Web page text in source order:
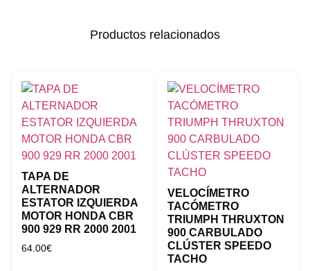
Productos relacionados
TAPA DE
ALTERNADOR
ESTATOR IZQUIERDA
MOTOR HONDA CBR
900 929 RR 2000 2001
64.00€
VELOCÍMETRO
TACÓMETRO
TRIUMPH THRUXTON
900 CARBULADO
CLÚSTER SPEEDO
TACHO